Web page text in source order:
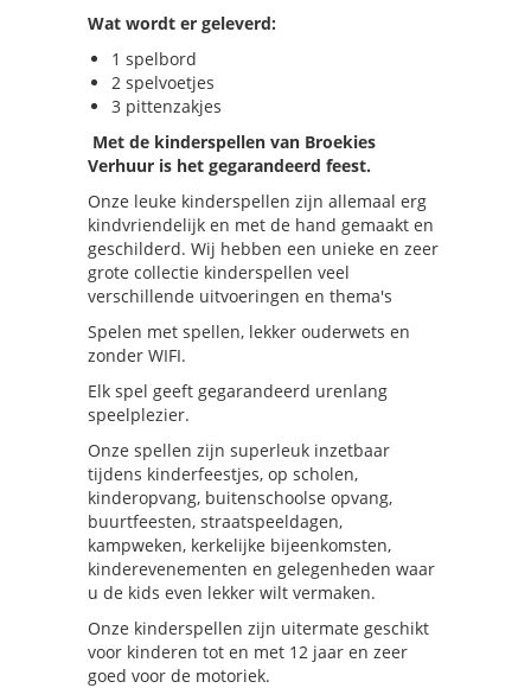
Wat wordt er geleverd:
1 spelbord
2 spelvoetjes
3 pittenzakjes
Met de kinderspellen van Broekies
Verhuur is het gegarandeerd feest.
Onze leuke kinderspellen zijn allemaal erg
kindvriendelijk en met de hand gemaakt en
geschilderd. Wij hebben een unieke en zeer
grote collectie kinderspellen veel
verschillende uitvoeringen en thema's
Spelen met spellen, lekker ouderwets en
zonder WIFI.
Elk spel geeft gegarandeerd urenlang
speelplezier.
Onze spellen zijn superleuk inzetbaar
tijdens kinderfeestjes, op scholen,
kinderopvang, buitenschoolse opvang,
buurtfeesten, straatspeeldagen,
kampweken, kerkelijke bijeenkomsten,
kinderevenementen en gelegenheden waar
u de kids even lekker wilt vermaken.
Onze kinderspellen zijn uitermate geschikt
voor kinderen tot en met 12 jaar en zeer
goed voor de motoriek.